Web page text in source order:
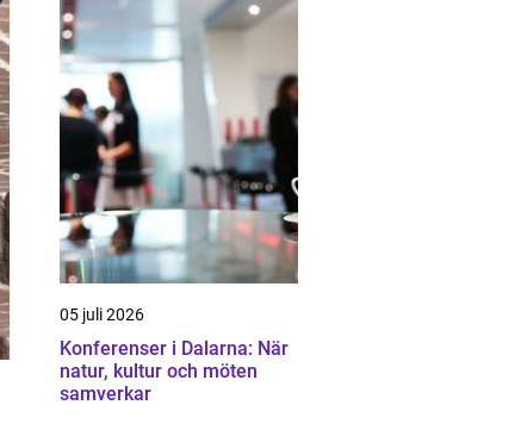
05 juli 2026
Konferenser i Dalarna: När
natur, kultur och möten
samverkar